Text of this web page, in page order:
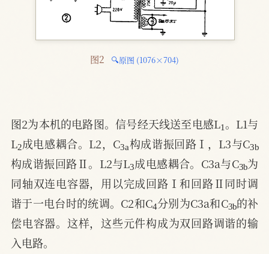
图2 🔍原图 (1076×704)
图2为本机的电路图。信号经天线送至电感L 。L1与
L2成电感耦合。L2，C3 a
构成谐振回路Ⅰ，L3与C3
构成谐振回路Ⅱ。L2与L3成电感耦合。C3a与C3b
为
同轴双连电容器，用以完成回路Ⅰ和回路Ⅱ同时调
谐于一电台时的统调。C2和C4分别为C3a和C 3b
的补
偿电容器。这样，这些元件构成为双回路调谐的输
入电路。